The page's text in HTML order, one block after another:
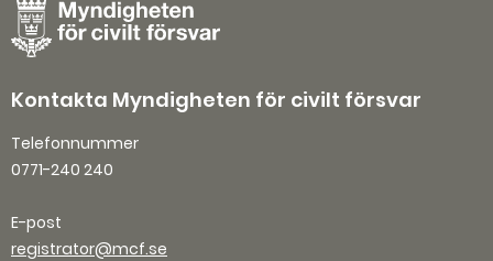
Kontakta Myndigheten för civilt försvar
Telefonnummer
0771-240 240
E-post
registrator@mcf.se